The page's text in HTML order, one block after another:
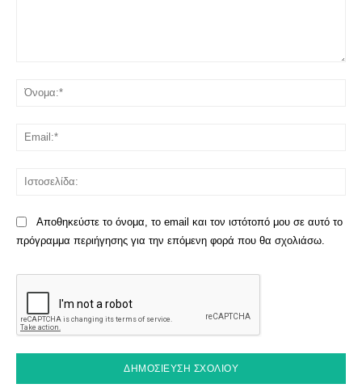
Αποθηκεύστε το όνομα, το email και τον ιστότοπό μου σε αυτό το
πρόγραμμα περιήγησης για την επόμενη φορά που θα σχολιάσω.